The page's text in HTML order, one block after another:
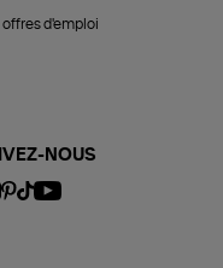
offres d'emploi
NOUS